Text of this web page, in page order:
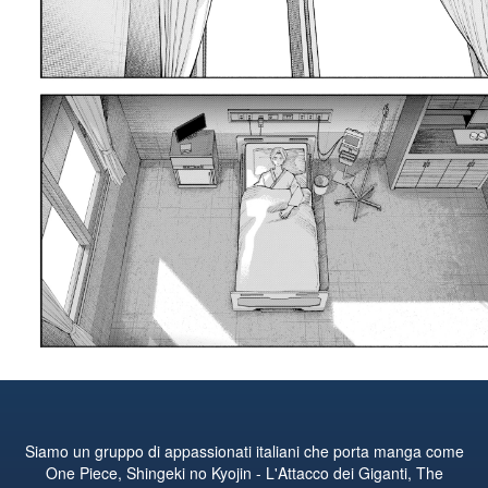
Siamo un gruppo di appassionati italiani che porta manga come
One Piece, Shingeki no Kyojin - L'Attacco dei Giganti, The